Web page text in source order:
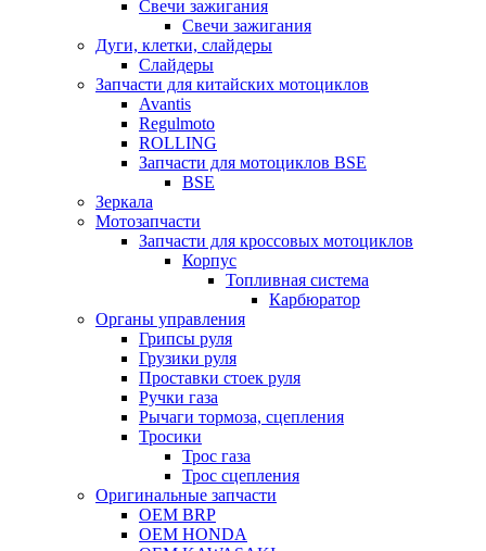
Свечи зажигания
Свечи зажигания
Дуги, клетки, слайдеры
Слайдеры
Запчасти для китайских мотоциклов
Avantis
Regulmoto
ROLLING
Запчасти для мотоциклов BSE
BSE
Зеркала
Мотозапчасти
Запчасти для кроссовых мотоциклов
Корпус
Топливная система
Карбюратор
Органы управления
Грипсы руля
Грузики руля
Проставки стоек руля
Ручки газа
Рычаги тормоза, сцепления
Тросики
Трос газа
Трос сцепления
Оригинальные запчасти
OEM BRP
OEM HONDA